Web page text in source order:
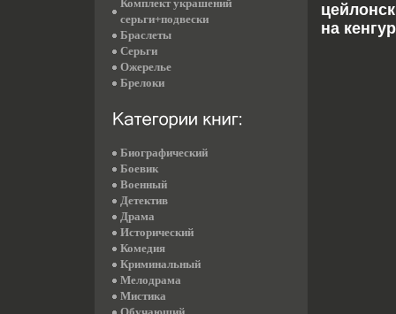
на
Комплект украшений
серьги+подвески
Браслеты
Серьги
Ожерелье
Брелоки
Биографический
Боевик
Военный
Детектив
Драма
Исторический
Комедия
Криминальный
Мелодрама
Мистика